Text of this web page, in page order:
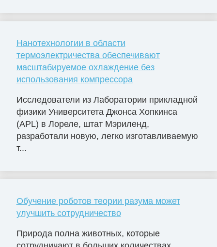
Нанотехнологии в области
термоэлектричества обеспечивают
масштабируемое охлаждение без
использования компрессора
Исследователи из Лаборатории прикладной
физики Университета Джонса Хопкинса
(APL) в Лореле, штат Мэриленд,
разработали новую, легко изготавливаемую
т...
Обучение роботов теории разума может
улучшить сотрудничество
Природа полна животных, которые